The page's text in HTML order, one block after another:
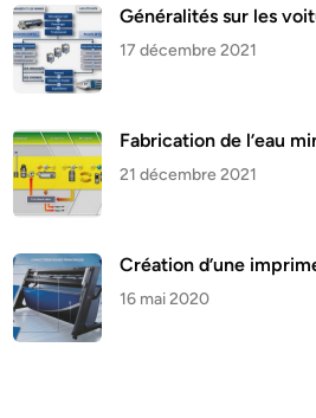
Généralités sur les
17 décembre 2021
Fabrication de l’eau
21 décembre 2021
Création d’une
16 mai 2020